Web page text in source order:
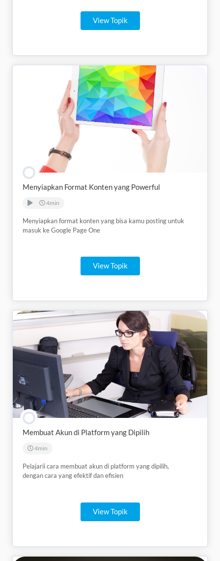
View Topik
Menyiapkan Format Konten yang Powerful
4min
Menyiapkan format konten yang bisa kamu posting untuk
masuk ke Google Page One
View Topik
Membuat Akun di Platform yang Dipilih
4min
Pelajarii cara membuat akun di platform yang dipilih,
dengan cara yang efektif dan efisien
View Topik